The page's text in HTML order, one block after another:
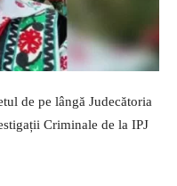
de pe lângă Judecătoria
Criminale de la IPJ